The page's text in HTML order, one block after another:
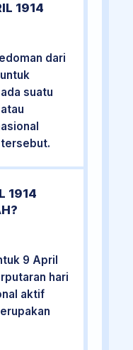
1914
dari
suatu
1914
9 April
hari
aktif